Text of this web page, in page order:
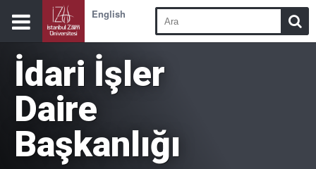
English
İdari İşler
Daire
Başkanlığı